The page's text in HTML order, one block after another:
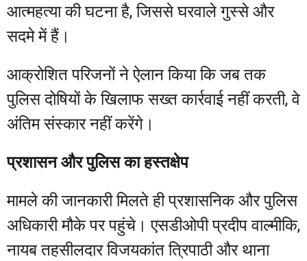
आत्महत्या की घटना है, जिससे घरवाले गुस्से और
सदमे में हैं।
आक्रोशित परिजनों ने ऐलान किया कि जब तक
पुलिस दोषियों के खिलाफ सख्त कार्रवाई नहीं करती, वे
अंतिम संस्कार नहीं करेंगे।
प्रशासन और पुलिस का हस्तक्षेप
मामले की जानकारी मिलते ही प्रशासनिक और पुलिस
अधिकारी मौके पर पहुंचे। एसडीओपी प्रदीप वाल्मीकि,
नायब तहसीलदार विजयकांत त्रिपाठी और थाना